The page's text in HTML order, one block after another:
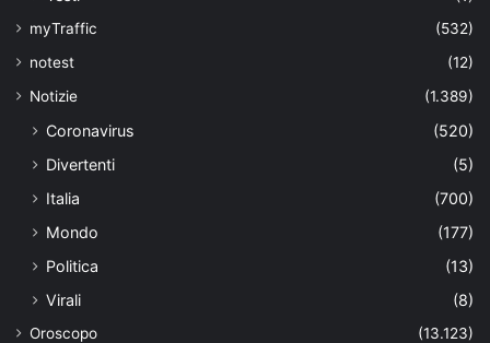
myTraffic
(532)
notest
(12)
Notizie
(1.389)
Coronavirus
(520)
Divertenti
(5)
Italia
(700)
Mondo
(177)
Politica
(13)
Virali
(8)
Oroscopo (13.123)